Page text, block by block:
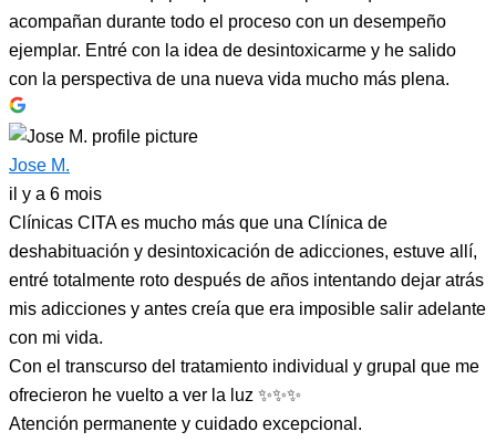
acompañan durante todo el proceso con un desempeño
ejemplar. Entré con la idea de desintoxicarme y he salido
con la perspectiva de una nueva vida mucho más plena.
Jose M.
il y a 6 mois
Clínicas CITA es mucho más que una Clínica de
deshabituación y desintoxicación de adicciones, estuve allí,
entré totalmente roto después de años intentando dejar atrás
mis adicciones y antes creía que era imposible salir adelante
con mi vida.
Con el transcurso del tratamiento individual y grupal que me
ofrecieron he vuelto a ver la luz ✨✨✨
Atención permanente y cuidado excepcional.